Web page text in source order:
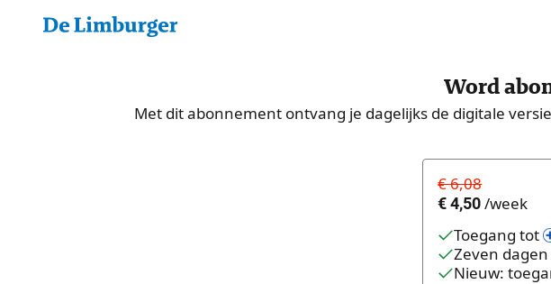
Word
Met dit abonnement ontvang je dagelijks de digitale
€ 6,08
€ 4,50/week
Toegang tot
Zeven
Nieuw: